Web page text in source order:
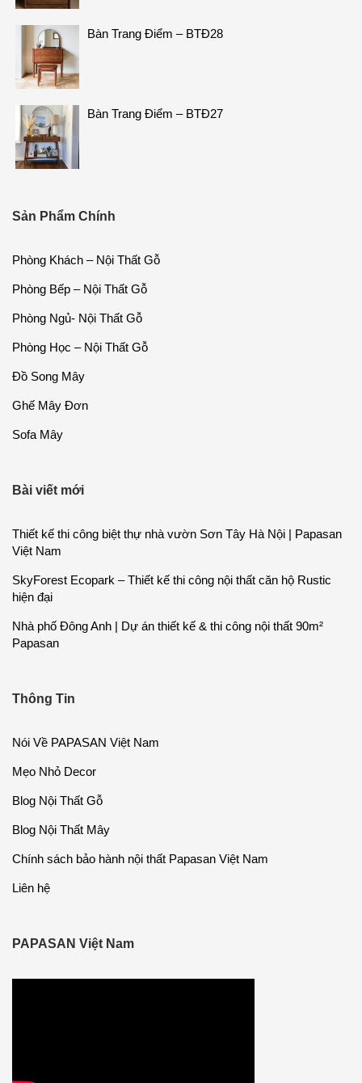
Bàn Trang Điểm – BTĐ28
Bàn Trang Điểm – BTĐ27
Sản Phẩm Chính
Phòng Khách – Nội Thất Gỗ
Phòng Bếp – Nội Thất Gỗ
Phòng Ngủ- Nội Thất Gỗ
Phòng Học – Nội Thất Gỗ
Đồ Song Mây
Ghế Mây Đơn
Sofa Mây
Bài viết mới
Thiết kế thi công biệt thự nhà vườn Sơn Tây Hà Nội | Papasan
Việt Nam
SkyForest Ecopark – Thiết kế thi công nội thất căn hộ Rustic
hiện đại
Nhà phố Đông Anh | Dự án thiết kế & thi công nội thất 90m²
Papasan
Thông Tin
Nói Về PAPASAN Việt Nam
Mẹo Nhỏ Decor
Blog Nội Thất Gỗ
Blog Nội Thất Mây
Chính sách bảo hành nội thất Papasan Việt Nam
Liên hệ
PAPASAN Việt Nam